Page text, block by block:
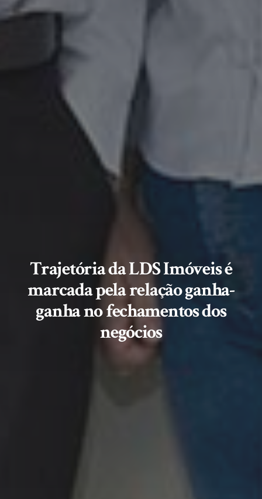
Trajetória da LDS Imóveis é
marcada pela relação ganha-
ganha no fechamentos dos
negócios